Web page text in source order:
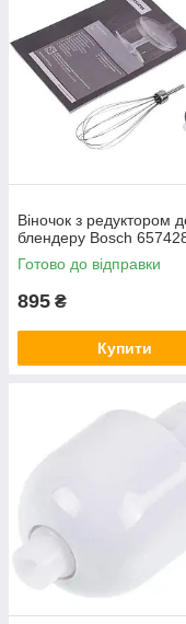
Віночок з редуктором
блендеру Bosch
Готово до відправки
895 ₴
Купити